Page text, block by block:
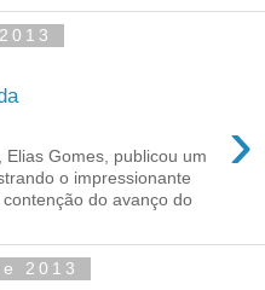
›
Gomes, publicou um
o impressionante
do avanço do
2013